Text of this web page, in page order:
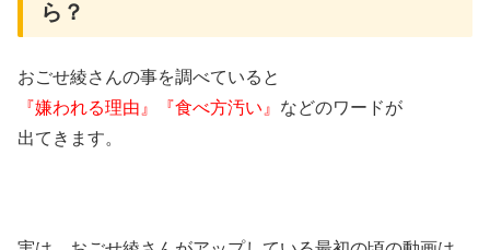
ら？
おごせ綾さんの事を調べていると
『嫌われる理由』『食べ方汚い』 などのワードが
出てきます。